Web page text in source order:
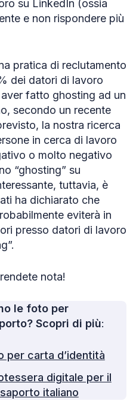
su LinkedIn (ossia
e non rispondere più
pratica di reclutamento
dei datori di lavoro
fatto ghosting ad un
secondo un recente
la nostra ricerca
in cerca di lavoro
o molto negativo
“ghosting” su
tuttavia, è
ha dichiarato che
eviterà in
presso datori di lavoro
nota!
le foto per
Scopri di più:
per carta d’identità
digitale per il
italiano